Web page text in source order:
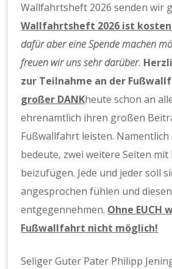
Wallfahrtsheft 2026 senden wir
Wallfahrtsheft 2026 ist
dafür aber eine Spende machen
freuen wir uns sehr darüber.
zur Teilnahme an der
großer DANKheute schon an
ehrenamtlich ihren großen
Fußwallfahrt leisten.
bedeute, zwei weitere Seiten mit
beizufügen. Jede und jeder soll
angesprochen fühlen und
entgegennehmen. Ohne EUCH
Fußwallfahrt nicht möglich!
Seliger Guter Pater Philipp